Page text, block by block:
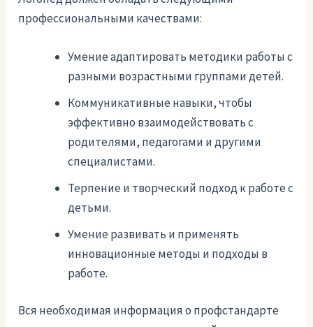
профессиональными качествами:
Умение адаптировать методики работы с
разными возрастными группами детей.
Коммуникативные навыки, чтобы
эффективно взаимодействовать с
родителями, педагогами и другими
специалистами.
Терпение и творческий подход к работе с
детьми.
Умение развивать и применять
инновационные методы и подходы в
работе.
Вся необходимая информация о профстандарте